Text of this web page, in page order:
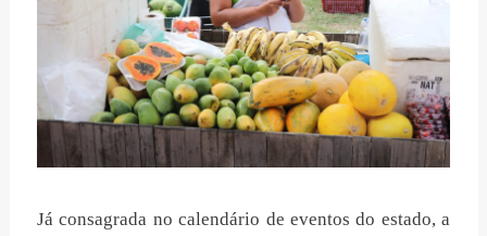
Já consagrada no calendário de eventos do estado, a